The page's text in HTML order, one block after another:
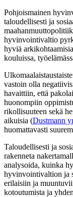
Pohjoismainen
taloudellisesti ja
hyvinvointivaltio
hyviä
kouluissa,
vastoin olla
havaittiin, että
huonompiin
rikollisuuteen sekä
aikuisia (Dustmann
huomattavasti
Taloudellisesti ja
rakenneta
analysoida, kuinka
hyvinvointivaltion ja
erilaisiin ja
kotoutumista ja